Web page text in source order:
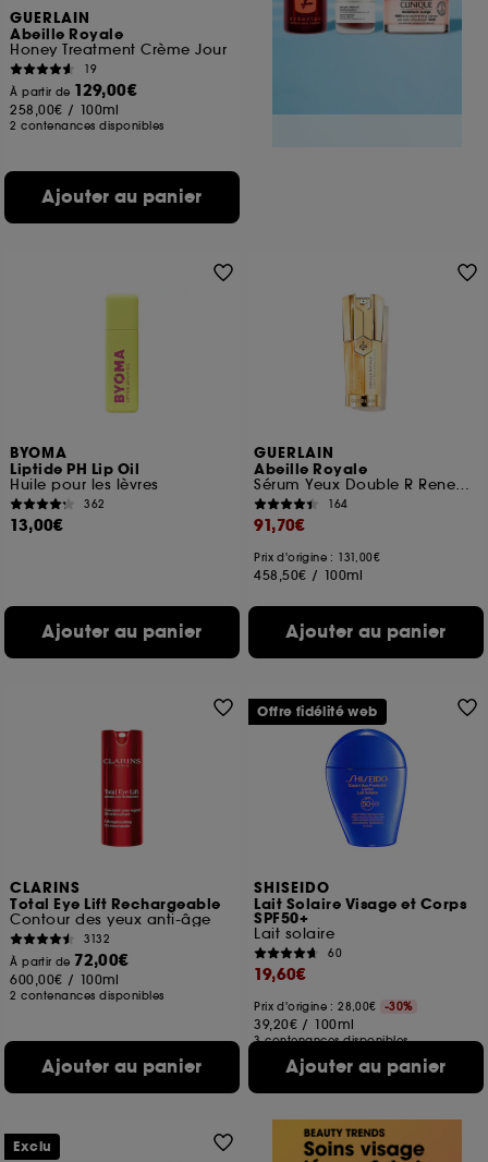
GUERLAIN
Abeille Royale
Honey Treatment Crème Jour
19
À partir de 129,00€
258,00€ / 100ml
2 contenances disponibles
Ajouter au panier
BYOMA
Liptide PH Lip Oil
Huile pour les lèvres
362
13,00€
Ajouter au panier
GUERLAIN
Abeille Royale
Sérum Yeux Double R Renew & Repair
164
91,70€
Prix d'origine : 131,00€
458,50€ / 100ml
Ajouter au panier
CLARINS
Total Eye Lift Rechargeable
Contour des yeux anti-âge
3132
À partir de 72,00€
600,00€ / 100ml
2 contenances disponibles
Ajouter au panier
SHISEIDO
Lait Solaire Visage et Corps
SPF50+
Lait solaire
60
19,60€
Prix d'origine : 28,00€ -30%
39,20€ / 100ml
3 contenances disponibles
Ajouter au panier
Offre fidélité web
Exclu